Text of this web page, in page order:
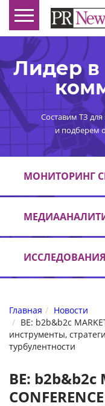
Лидер в
Составим ТЗ
и подберем
МОНИТОРИНГ
Главная
Новости
BE: b2b&b2c
инструменты,
турбулентности
BE: b2b&b2c